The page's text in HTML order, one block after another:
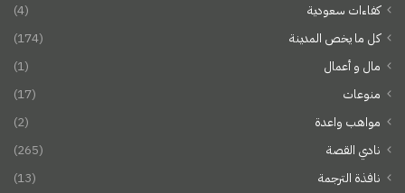
كفاءات سعودية
(4)
كل ما يخص المدينة
(174)
مال و أعمال
(1)
منوعات
(17)
مواهب واعدة
(2)
نادي القصة
(265)
نافذة الترجمة
(13)